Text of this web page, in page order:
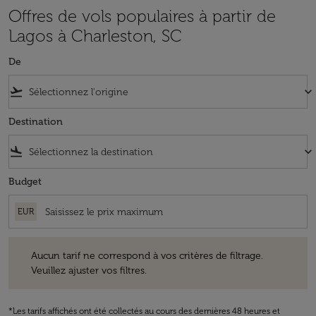
Offres de vols populaires à partir de
Lagos à Charleston, SC
De
flight_takeoff keyboard_arrow_down
Destination
flight_land keyboard_arrow_down
Budget
EUR
Aucun tarif ne correspond à vos critères de filtrage.
Veuillez ajuster vos filtres.
*Les tarifs affichés ont été collectés au cours des dernières 48 heures et